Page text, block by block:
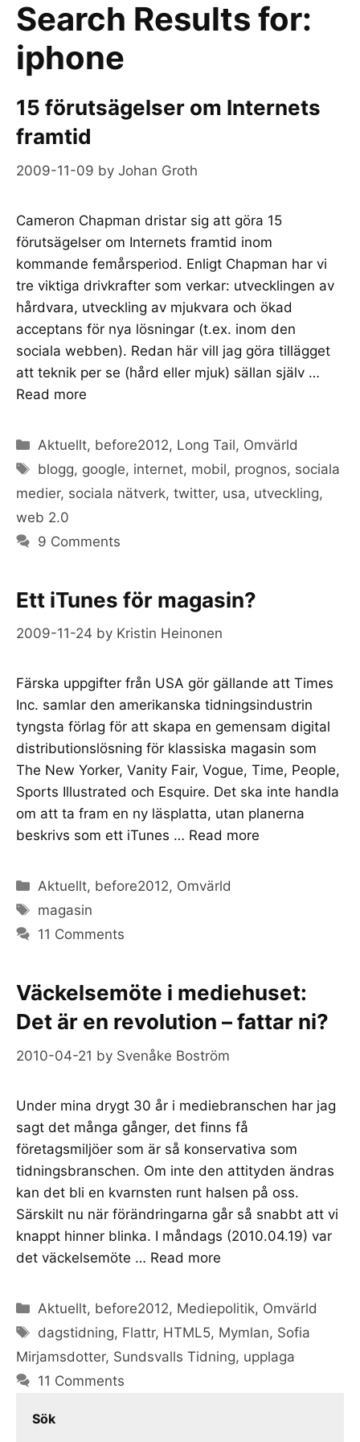
Search Results for:
iphone
15 förutsägelser om Internets
framtid
2009-11-09 by Johan Groth
Cameron Chapman dristar sig att göra 15
förutsägelser om Internets framtid inom
kommande femårsperiod. Enligt Chapman har vi
tre viktiga drivkrafter som verkar: utvecklingen av
hårdvara, utveckling av mjukvara och ökad
acceptans för nya lösningar (t.ex. inom den
sociala webben). Redan här vill jag göra tillägget
att teknik per se (hård eller mjuk) sällan själv …
Read more
Categories
Aktuellt, before2012, Long Tail, Omvärld
Tags
blogg, google, internet, mobil, prognos, sociala
medier, sociala nätverk, twitter, usa, utveckling,
web 2.0
9 Comments
Ett iTunes för magasin?
2009-11-24 by Kristin Heinonen
Färska uppgifter från USA gör gällande att Times
Inc. samlar den amerikanska tidningsindustrin
tyngsta förlag för att skapa en gemensam digital
distributionslösning för klassiska magasin som
The New Yorker, Vanity Fair, Vogue, Time, People,
Sports Illustrated och Esquire. Det ska inte handla
om att ta fram en ny läsplatta, utan planerna
beskrivs som ett iTunes … Read more
Categories
Aktuellt, before2012, Omvärld
Tags
magasin
11 Comments
Väckelsemöte i mediehuset:
Det är en revolution – fattar ni?
2010-04-21 by Svenåke Boström
Under mina drygt 30 år i mediebranschen har jag
sagt det många gånger, det finns få
företagsmiljöer som är så konservativa som
tidningsbranschen. Om inte den attityden ändras
kan det bli en kvarnsten runt halsen på oss.
Särskilt nu när förändringarna går så snabbt att vi
knappt hinner blinka. I måndags (2010.04.19) var
det väckelsemöte … Read more
Categories
Aktuellt, before2012, Mediepolitik, Omvärld
Tags
dagstidning, Flattr, HTML5, Mymlan, Sofia
Mirjamsdotter, Sundsvalls Tidning, upplaga
11 Comments
Sök